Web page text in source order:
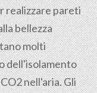
realizzare pareti
bellezza
molti
dell'isolamento
nell'aria. Gli